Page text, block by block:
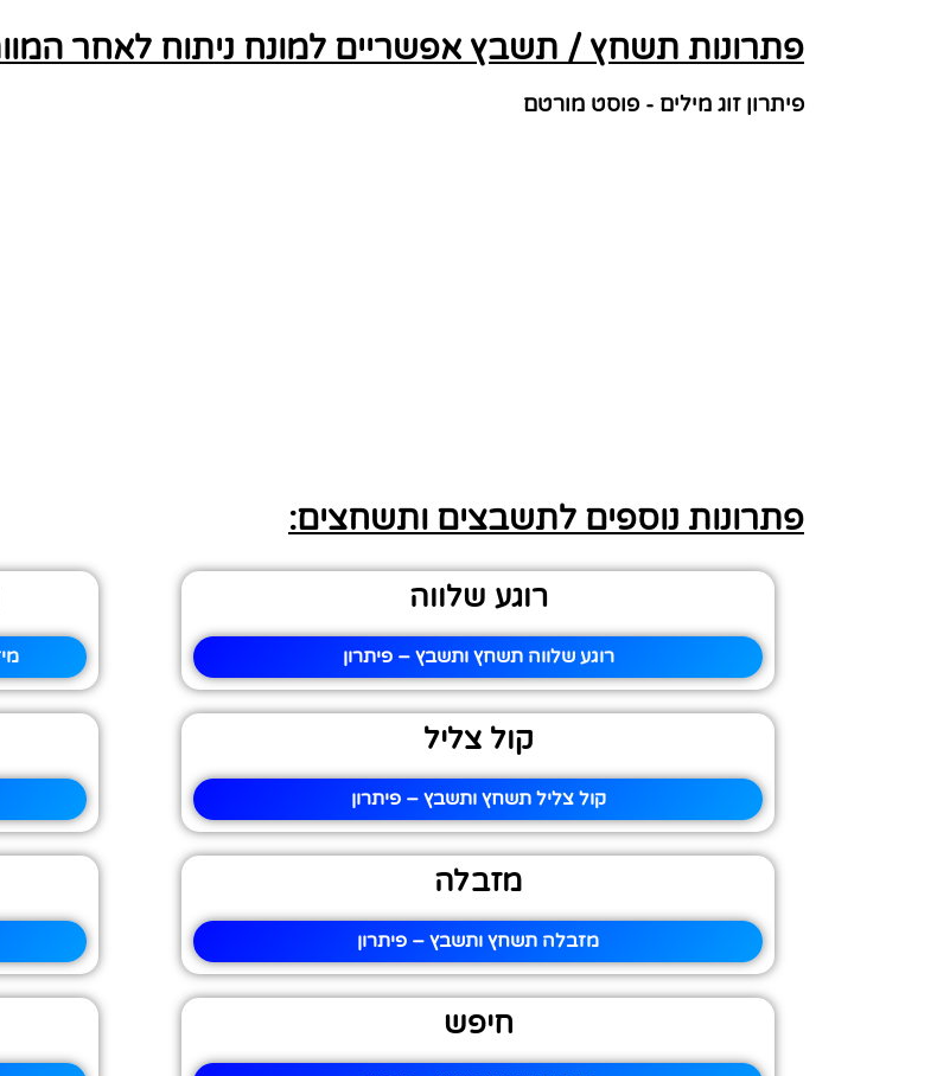
פתרונות תשחץ / תשבץ אפשריים למונח ניתוח לאחר
פיתרון זוג מילים - פוסט מורטם
פתרונות נוספים לתשבצים ותשחצים:
רוגע שלווה
רוגע שלווה תשחץ ותשבץ – פיתרון
קול צליל
קול צליל תשחץ ותשבץ – פיתרון
מזבלה
מזבלה תשחץ ותשבץ – פיתרון
חיפש